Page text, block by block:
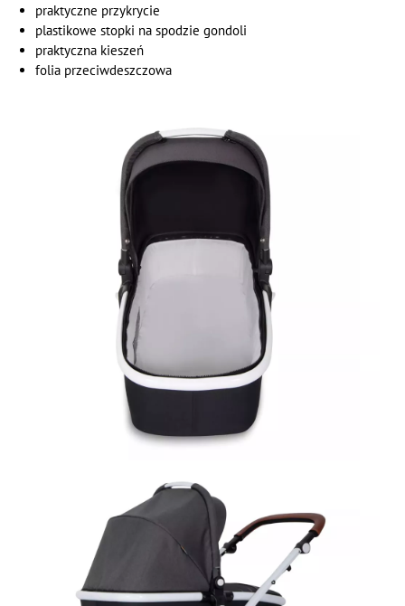
praktyczne przykrycie
plastikowe stopki na spodzie gondoli
praktyczna kieszeń
folia przeciwdeszczowa